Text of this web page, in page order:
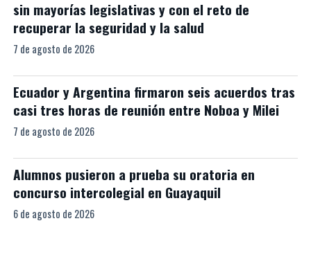
sin mayorías legislativas y con el reto de
recuperar la seguridad y la salud
7 de agosto de 2026
Ecuador y Argentina firmaron seis acuerdos tras
casi tres horas de reunión entre Noboa y Milei
7 de agosto de 2026
Alumnos pusieron a prueba su oratoria en
concurso intercolegial en Guayaquil
6 de agosto de 2026